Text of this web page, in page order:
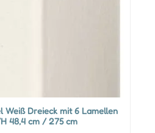
Weiß Dreieck mit 6 Lamellen
48,4 cm / 275 cm